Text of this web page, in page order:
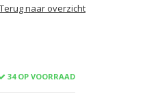
Terug naar overzicht
34 OP VOORRAAD